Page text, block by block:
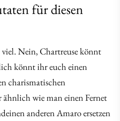
für diesen
Nein, Chartreuse könnt
könnt ihr euch einen
charismatischen
wie man einen Fernet
anderen Amaro ersetzen